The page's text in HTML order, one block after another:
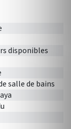
disponibles
salle de bains